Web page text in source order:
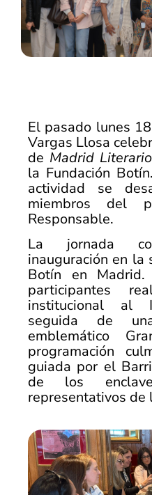
El pasado lunes
Vargas Llosa
de Madrid Literario
la Fundación
actividad se
miembros del
Responsable.
La jornada
inauguración en la
Botín en Madrid.
participantes
institucional al
seguida de
emblemático
programación
guiada por el
de los
representativos de